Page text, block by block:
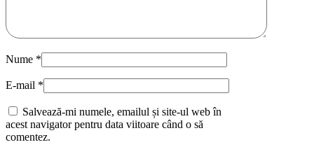
Nume *
E-mail *
Salvează-mi numele, emailul și site-ul web în
acest navigator pentru data viitoare când o să
comentez.